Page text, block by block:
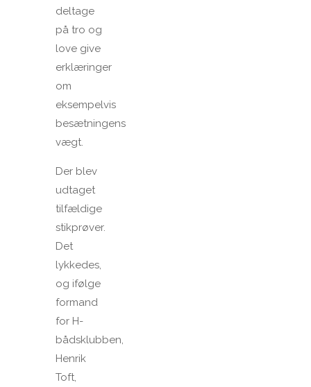
deltage
på tro og
love give
erklæringer
om
eksempelvis
besætningens
vægt.
Der blev
udtaget
tilfældige
stikprøver.
Det
lykkedes,
og ifølge
formand
for H-
bådsklubben,
Henrik
Toft,